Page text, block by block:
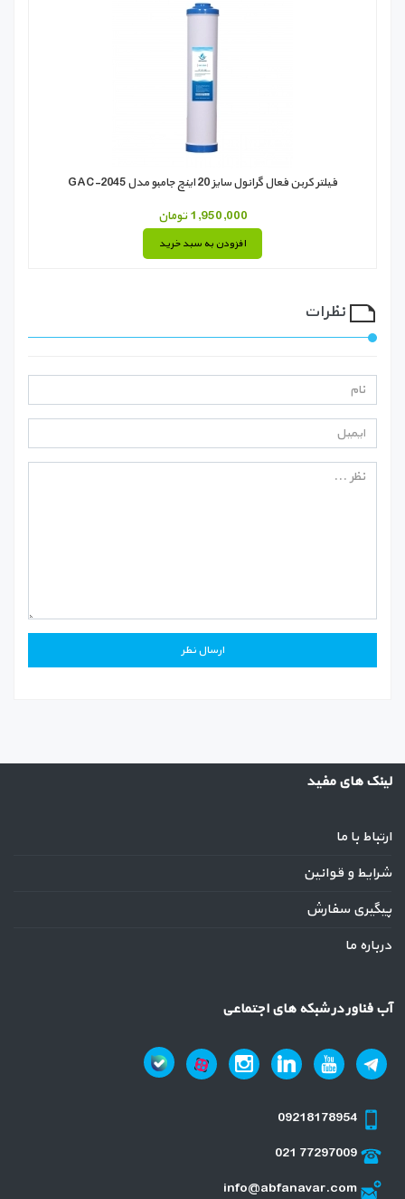
فیلتر کربن فعال گرانول سایز 20 اینچ جامبو مدل GAC-2045
1,950,000 تومان
افزودن به سبد خرید
نظرات
لینک های مفید
ارتباط با ما
شرایط و قوانین
پیگیری سفارش
درباره ما
آب فناور در شبکه های اجتماعی
09218178954
021 77297009
info@abfanavar.com